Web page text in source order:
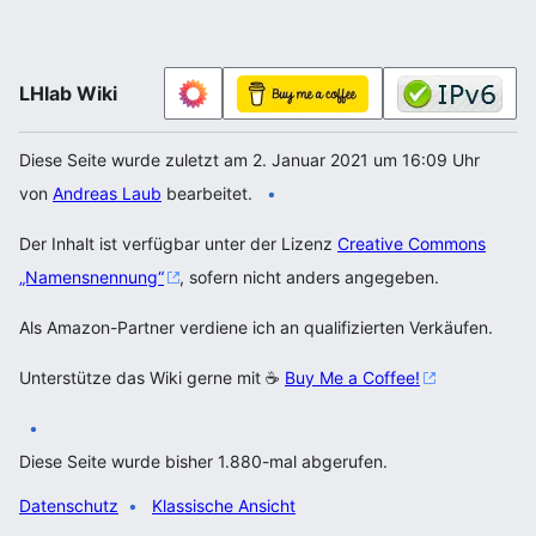
LHlab Wiki
Diese Seite wurde zuletzt am 2. Januar 2021 um 16:09 Uhr
von Andreas Laub bearbeitet.
Der Inhalt ist verfügbar unter der Lizenz Creative Commons
„Namensnennung“
, sofern nicht anders angegeben.
Als Amazon-Partner verdiene ich an qualifizierten Verkäufen.
Unterstütze das Wiki gerne mit ☕ Buy Me a Coffee!
Diese Seite wurde bisher 1.880-mal abgerufen.
Datenschutz Klassische Ansicht